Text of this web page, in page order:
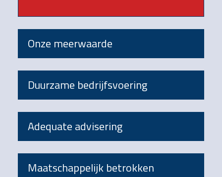
Onze meerwaarde
Duurzame bedrijfsvoering
Adequate advisering
Maatschappelijk betrokken